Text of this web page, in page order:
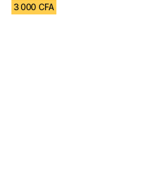
3 000 CFA